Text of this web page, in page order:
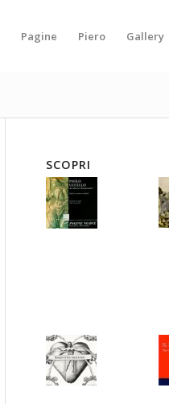
Pagine Piero Gallery
SCOPRI